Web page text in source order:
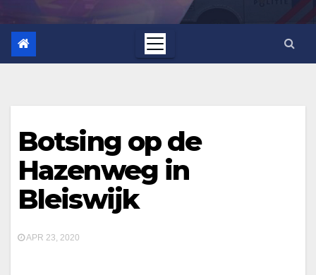
Botsing op de
Hazenweg in
Bleiswijk
APR 23, 2020